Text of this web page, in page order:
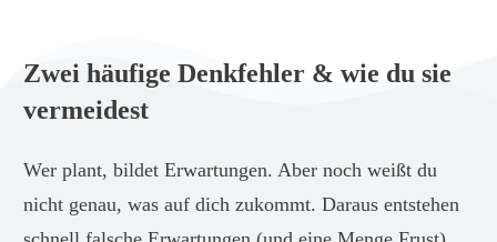
Zwei häufige Denkfehler & wie du sie
vermeidest
Wer plant, bildet Erwartungen. Aber noch weißt du
nicht genau, was auf dich zukommt. Daraus entstehen